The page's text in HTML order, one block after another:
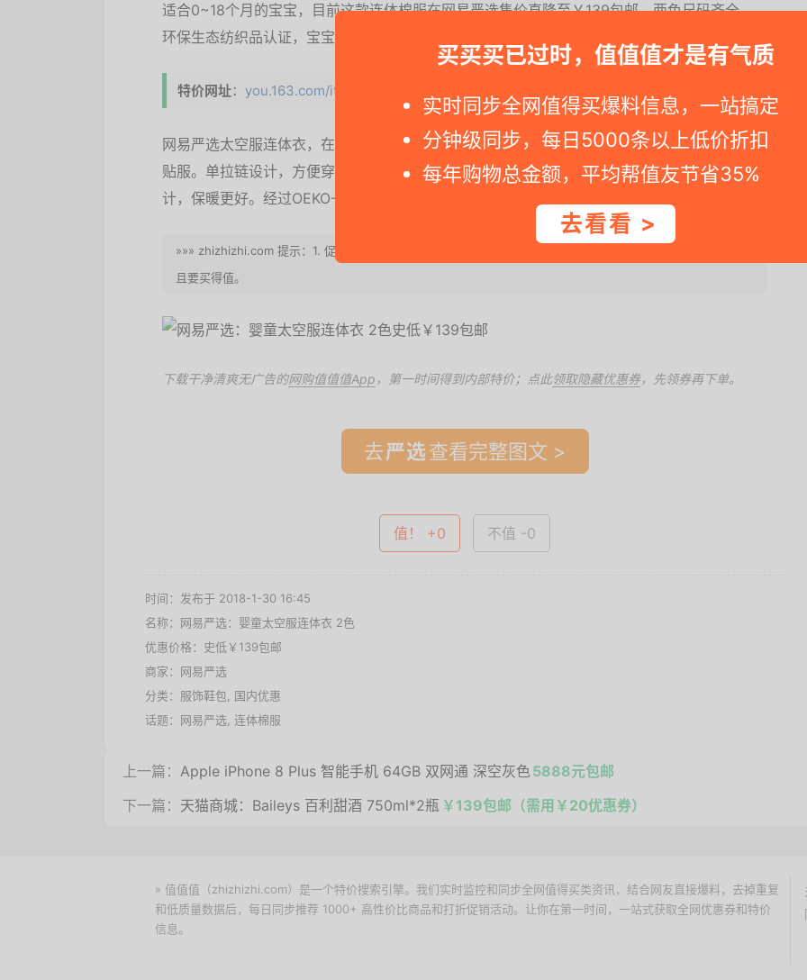
买买买已过时，值值值才是有气质
实时同步全网值得买爆料信息，一站搞定
分钟级同步，每日5000条以上低价折扣
每年购物总金额，平均帮值友节省35%
去看看 >
适合0~18个月的宝宝，目前这款连体棉服在网易严选售价直降至￥139包邮，两色尺码齐全。
环保生态纺织品认证，宝宝使用更放心。
特价网址： you.163.com/item/detail?id=10....
网易严选太空服连体衣，在内衣的基础上结合太空服面料，脱穿方便也防风保暖，细腻织造柔软
贴服。单拉链设计，方便穿脱和更换尿布，厚实连体小帽，包裹头部，同时袖口和脚口带松紧设
计，保暖更好。经过OEKO-TEX环保生态纺织品认证，宝宝使用更放心。
»»» zhizhizhi.com 提示：1. 促销会过期，请快快下手。2. 值值值提倡理智消费，不要只会买买买，需要才买，
且要买得值。
下载干净清爽无广告的网购值值值App ，第一时间得到内部特价；点此领取隐藏优惠券，先领券再下单。
去 查看完整图文 >
值！ +0 不值 -0
时间：发布于 2018-1-30 16:45
名称： 网易严选：婴童太空服连体衣 2色
优惠价格： 史低￥139包邮
商家： 网易严选
分类： 服饰鞋包
国内优惠
话题： 网易严选 连体棉服
上一篇： Apple iPhone 8 Plus 智能手机 64GB 双网通 深空灰色5888元包邮
下一篇： 天猫商城：Baileys 百利甜酒 750ml*2瓶 ￥139包邮（需用￥20优惠券）
» 值值值（zhizhizhi.com）是一个特价搜索引擎。我们实时监控和同步全网值得买类资讯，结合网友直接爆料，去掉重复
和低质量数据后，每日同步推荐 1000+ 高性价比商品和打折促销活动。让你在第一时间，一站式获取全网优惠券和特价
信息。